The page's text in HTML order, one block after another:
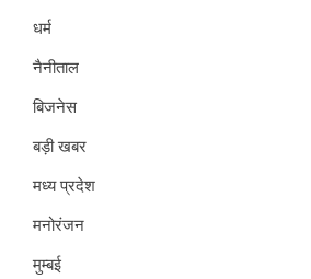
धर्म
नैनीताल
बिजनेस
बड़ी खबर
मध्य प्रदेश
मनोरंजन
मुम्बई